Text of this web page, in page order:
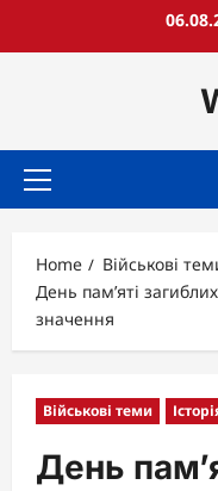
Primary
Home
Військові
День пам’яті
значення
Військові теми
День